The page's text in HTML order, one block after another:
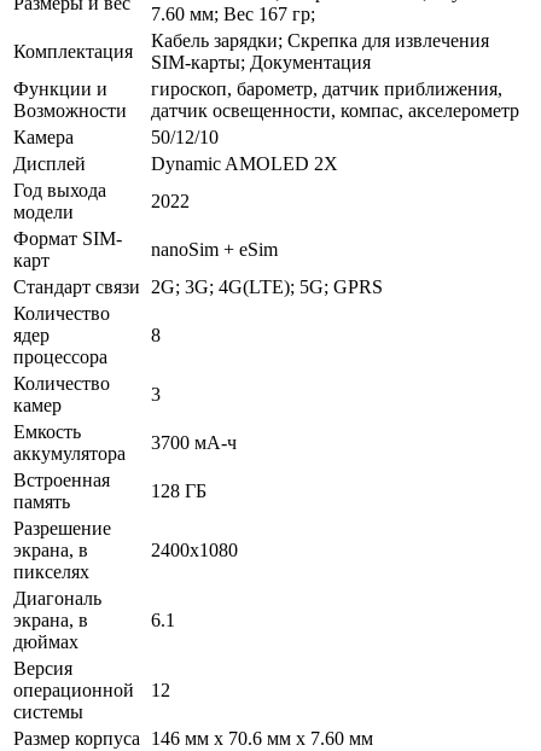
7.60 мм; Вес 167 гр;
Комплектация
Кабель зарядки; Скрепка для извлечения
SIM-карты; Документация
Функции и
Возможности
гироскоп, барометр, датчик приближения,
датчик освещенности, компас, акселерометр
Камера
50/12/10
Дисплей
Dynamic AMOLED 2X
Год выхода
модели
2022
Формат SIM-
карт
nanoSim + eSim
Стандарт связи
2G; 3G; 4G(LTE); 5G; GPRS
Количество
ядер
процессора
8
Количество
камер
3
Емкость
аккумулятора
3700 мА-ч
Встроенная
память
128 ГБ
Разрешение
экрана, в
пикселях
2400x1080
Диагональ
экрана, в
дюймах
6.1
Версия
операционной
системы
12
Размер корпуса
146 мм x 70.6 мм x 7.60 мм